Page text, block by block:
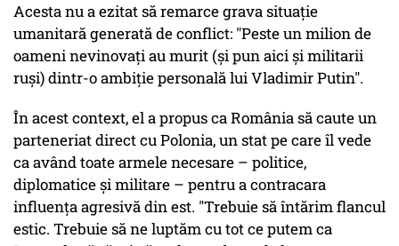
Acesta nu a ezitat să remarce grava situație
umanitară generată de conflict: "Peste un milion de
oameni nevinovați au murit (și pun aici și militarii
ruși) dintr-o ambiție personală lui Vladimir Putin".
În acest context, el a propus ca România să caute un
parteneriat direct cu Polonia, un stat pe care îl vede
ca având toate armele necesare – politice,
diplomatice și militare – pentru a contracara
influența agresivă din est. "Trebuie să întărim flancul
estic. Trebuie să ne luptăm cu tot ce putem ca